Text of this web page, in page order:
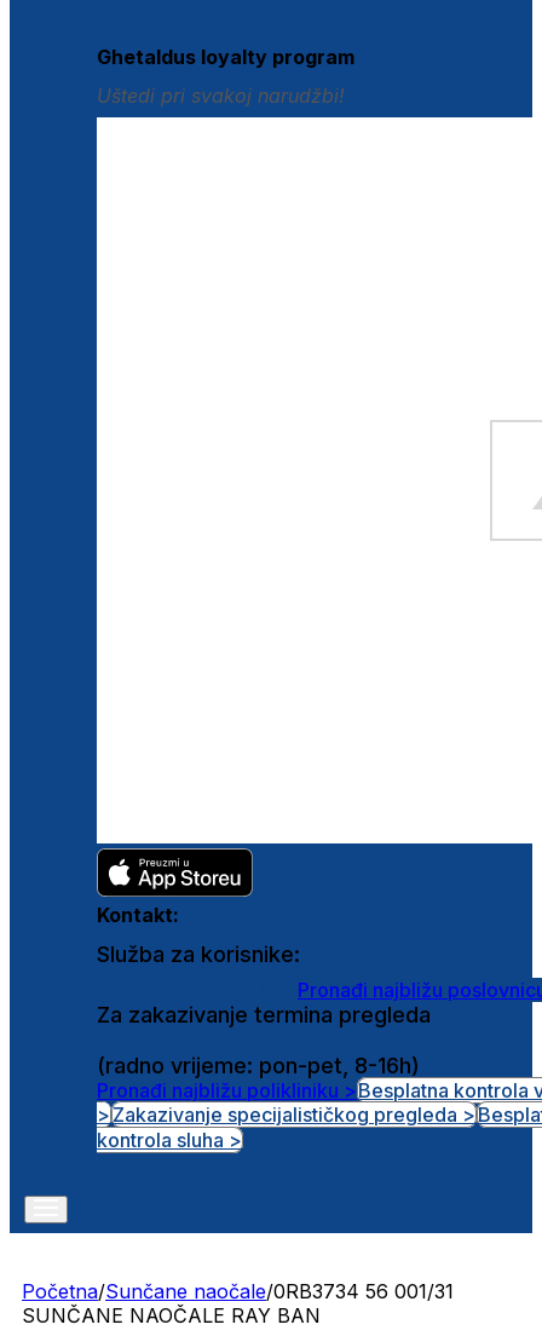
Ghetaldus loyalty program
Uštedi pri svakoj narudžbi!
Kontakt:
Služba za korisnike:
Pronađi najbližu
Za zakazivanje termina pregleda
(radno vrijeme: pon-pet, 8-16h)
Pronađi najbližu polikliniku >Besplatna kontrola
>Zakazivanje specijalističkog pregleda >
kontrola sluha >
Početna/Sunčane naočale/0RB3734 56 001/31
SUNČANE NAOČALE RAY BAN